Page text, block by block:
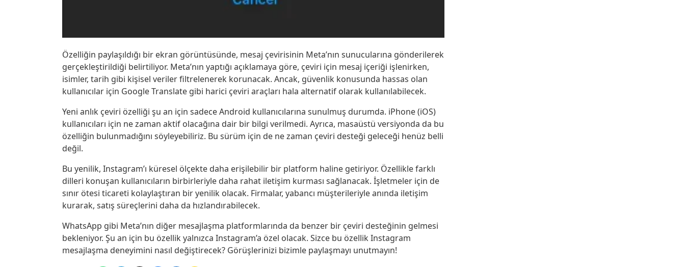
Özelliğin paylaşıldığı bir ekran görüntüsünde, mesaj çevirisinin Meta’nın sunucularına gönderilerek
gerçekleştirildiği belirtiliyor. Meta’nın yaptığı açıklamaya göre, çeviri için mesaj içeriği işlenirken,
isimler, tarih gibi kişisel veriler filtrelenerek korunacak. Ancak, güvenlik konusunda hassas olan
kullanıcılar için Google Translate gibi harici çeviri araçları hala alternatif olarak kullanılabilecek.
Yeni anlık çeviri özelliği şu an için sadece Android kullanıcılarına sunulmuş durumda. iPhone (iOS)
kullanıcıları için ne zaman aktif olacağına dair bir bilgi verilmedi. Ayrıca, masaüstü versiyonda da bu
özelliğin bulunmadığını söyleyebiliriz. Bu sürüm için de ne zaman çeviri desteği geleceği henüz belli
değil.
Bu yenilik, Instagram’ı küresel ölçekte daha erişilebilir bir platform haline getiriyor. Özellikle farklı
dilleri konuşan kullanıcıların birbirleriyle daha rahat iletişim kurması sağlanacak. İşletmeler için de
sınır ötesi ticareti kolaylaştıran bir yenilik olacak. Firmalar, yabancı müşterileriyle anında iletişim
kurarak, satış süreçlerini daha da hızlandırabilecek.
WhatsApp gibi Meta’nın diğer mesajlaşma platformlarında da benzer bir çeviri desteğinin gelmesi
bekleniyor. Şu an için bu özellik yalnızca Instagram’a özel olacak. Sizce bu özellik Instagram
mesajlaşma deneyimini nasıl değiştirecek? Görüşlerinizi bizimle paylaşmayı unutmayın!